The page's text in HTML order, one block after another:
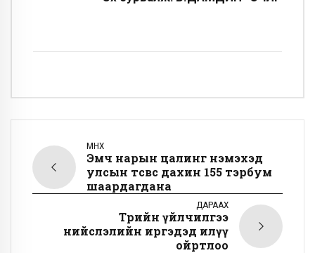
ӨМНӨХ
Эмч нарын цалинг нэмэхэд
улсын төсвөөс дахин 155 тэрбум
шаардагдана
ДАРААХ
Төрийн үйлчилгээ
нийслэлийн иргэдэд илүү
ойртлоо